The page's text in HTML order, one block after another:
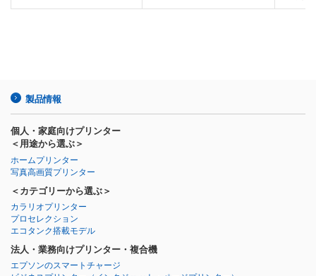
製品情報
個人・家庭向けプリンター
＜用途から選ぶ＞
ホームプリンター
写真高画質プリンター
＜カテゴリーから選ぶ＞
カラリオプリンター
プロセレクション
エコタンク搭載モデル
法人・業務向けプリンター・複合機
エプソンのスマートチャージ